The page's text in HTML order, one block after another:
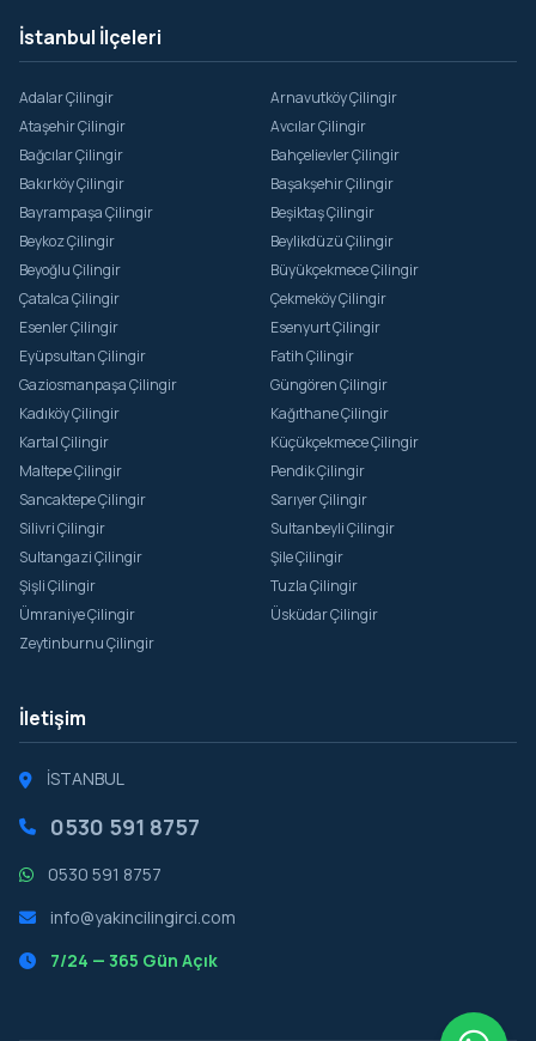
İstanbul İlçeleri
Adalar Çilingir
Arnavutköy Çilingir
Ataşehir Çilingir
Avcılar Çilingir
Bağcılar Çilingir
Bahçelievler Çilingir
Bakırköy Çilingir
Başakşehir Çilingir
Bayrampaşa Çilingir
Beşiktaş Çilingir
Beykoz Çilingir
Beylikdüzü Çilingir
Beyoğlu Çilingir
Büyükçekmece Çilingir
Çatalca Çilingir
Çekmeköy Çilingir
Esenler Çilingir
Esenyurt Çilingir
Eyüpsultan Çilingir
Fatih Çilingir
Gaziosmanpaşa Çilingir
Güngören Çilingir
Kadıköy Çilingir
Kağıthane Çilingir
Kartal Çilingir
Küçükçekmece Çilingir
Maltepe Çilingir
Pendik Çilingir
Sancaktepe Çilingir
Sarıyer Çilingir
Silivri Çilingir
Sultanbeyli Çilingir
Sultangazi Çilingir
Şile Çilingir
Şişli Çilingir
Tuzla Çilingir
Ümraniye Çilingir
Üsküdar Çilingir
Zeytinburnu Çilingir
İletişim
İSTANBUL
0530 591 8757
0530 591 8757
info@yakincilingirci.com
7/24 — 365 Gün Açık